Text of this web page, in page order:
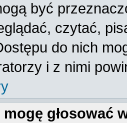
być
czytać,
do nich
i z nimi
głosować